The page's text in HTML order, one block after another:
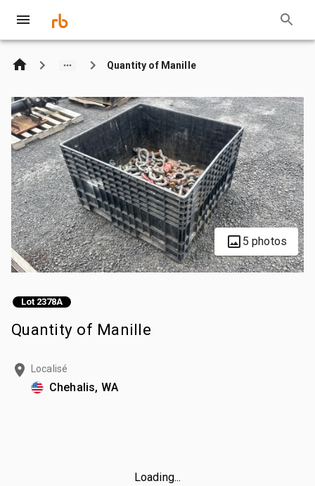
Quantity of Manille
5 photos
Lot 2378A
Quantity of Manille
Localisé
Chehalis, WA
Loading...